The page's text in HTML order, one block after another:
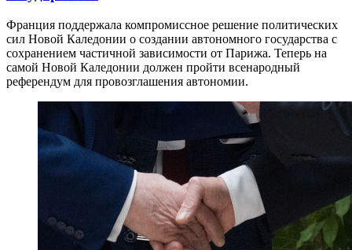
Франция поддержала компромиссное решение политических
сил Новой Каледонии о создании автономного государства с
сохранением частичной зависимости от Парижа. Теперь на
самой Новой Каледонии должен пройти всенародный
референдум для провозглашения автономии.